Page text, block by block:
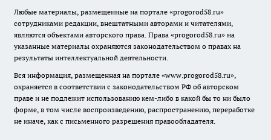
Любые материалы, размещенные на портале «progorod58.ru»
сотрудниками редакции, внештатными авторами и читателями,
являются объектами авторского права. Права «progorod58.ru» на
указанные материалы охраняются законодательством о правах на
результаты интеллектуальной деятельности.
Вся информация, размещенная на портале «www.progorod58.ru»,
охраняется в соответствии с законодательством РФ об авторском
праве и не подлежит использованию кем-либо в какой бы то ни было
форме, в том числе воспроизведению, распространению, переработке
не иначе, как с письменного разрешения правообладателя.